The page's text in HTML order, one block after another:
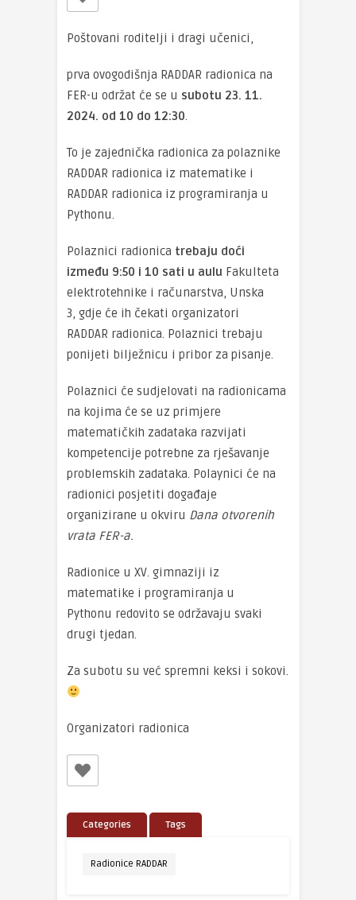
Poštovani roditelji i dragi učenici,
prva ovogodišnja RADDAR radionica na
FER-u održat će se u subotu 23. 11.
2024. od 10 do 12:30.
To je zajednička radionica za polaznike
RADDAR radionica iz matematike i
RADDAR radionica iz programiranja u
Pythonu.
Polaznici radionica trebaju doći
između 9:50 i 10 sati u aulu Fakulteta
elektrotehnike i računarstva, Unska
3, gdje će ih čekati organizatori
RADDAR radionica. Polaznici trebaju
ponijeti bilježnicu i pribor za pisanje.
Polaznici će sudjelovati na radionicama
na kojima će se uz primjere
matematičkih zadataka razvijati
kompetencije potrebne za rješavanje
problemskih zadataka. Polaynici će na
radionici posjetiti događaje
organizirane u okviru Dana otvorenih
vrata FER-a.
Radionice u XV. gimnaziji iz
matematike i programiranja u
Pythonu redovito se održavaju svaki
drugi tjedan.
Za subotu su već spremni keksi i sokovi.
Organizatori radionica
Categories Tags
Radionice RADDAR